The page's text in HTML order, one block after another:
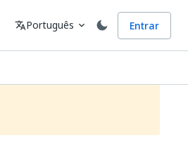
Idioma
translatePortuguês expand_more Entrar